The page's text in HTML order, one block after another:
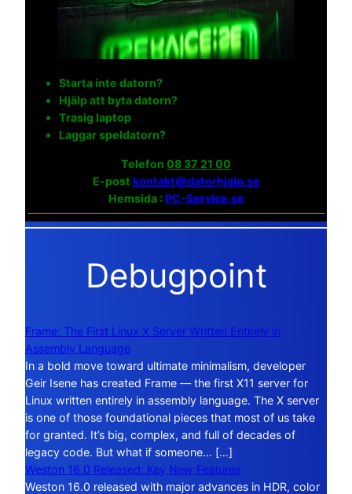
Starta inte datorn?
Hjälp att byta datorn?
Trasig laptop
Laggar speldatorn?
Telefon 08 37 21 00
E-post kontakt@datorhjalp.se
Hemsida :PC-Service.se
Debugpoint
Frame: The First Linux X Server Written Entirely in
Assembly Language
In a bold move toward ultimate minimalism, developer
Geir Isene has created Frame — the first X11 server for
Linux written entirely in assembly language. The X server
is one of those foundational pieces that most of us take
for granted. It’s big, complex, and full of decades of
legacy code. But what if someone… […]
Weston 16.0 Released: Key New Features
Weston 16.0 released with major advances in HDR, color